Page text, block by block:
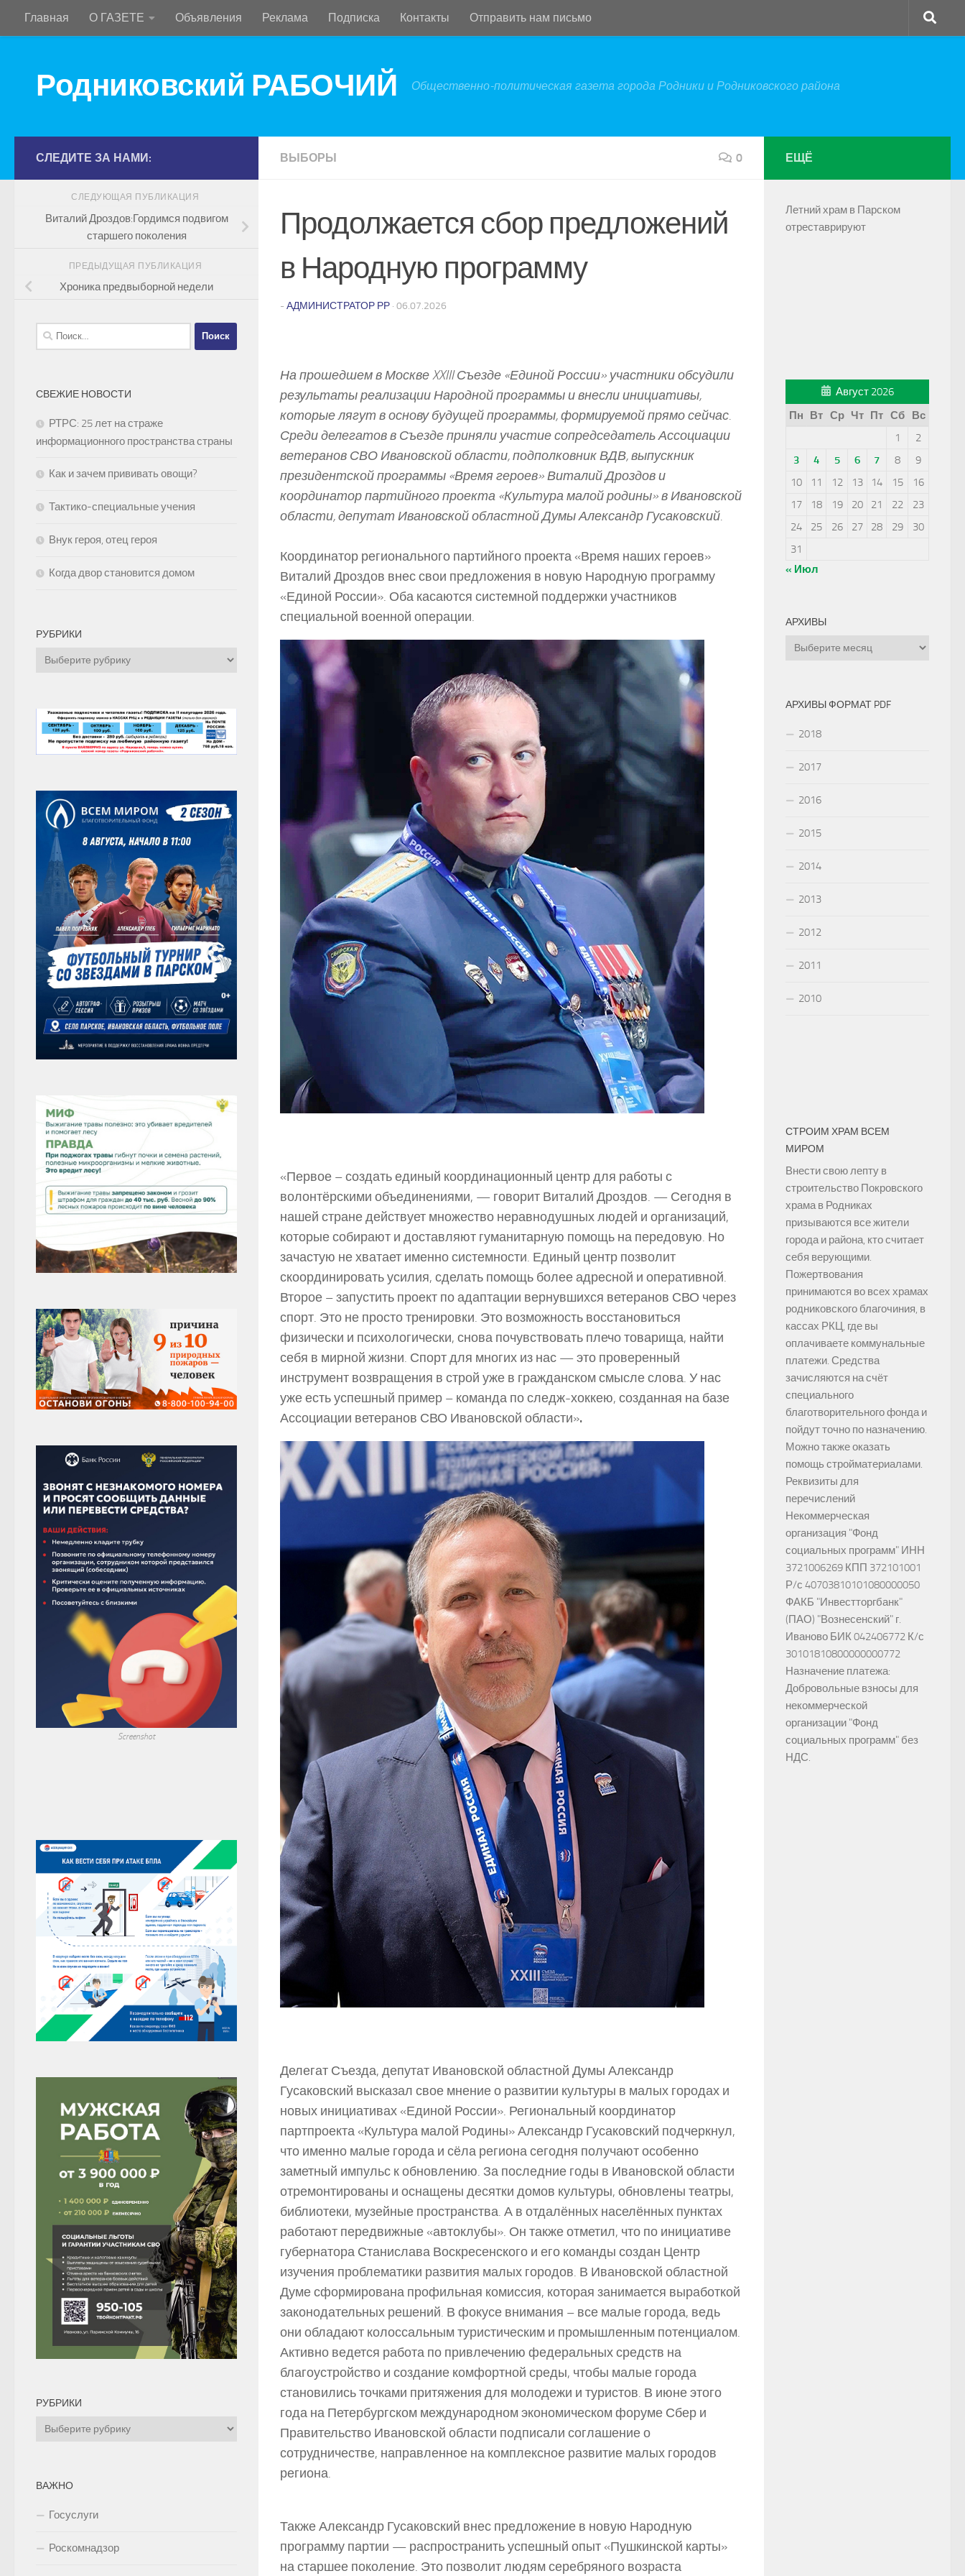
Перейти к содержимому
Главная О ГАЗЕТЕ Объявления Реклама Подписка Контакты Отправить нам письмо
Родниковский РАБОЧИЙ Общественно-политическая газета города Родники и Родниковского района
ВЫБОРЫ 0
Продолжается сбор предложений
в Народную программу
- АДМИНИСТРАТОР РР · 06.07.2026
На прошедшем в Москве XXIII Съезде «Единой России» участники обсудили
результаты реализации Народной программы и внесли инициативы,
которые лягут в основу будущей программы, формируемой прямо сейчас.
Среди делегатов в Съезде приняли участие сопредседатель Ассоциации
ветеранов СВО Ивановской области, подполковник ВДВ, выпускник
президентской программы «Время героев» Виталий Дроздов и
координатор партийного проекта «Культура малой родины» в Ивановской
области, депутат Ивановской областной Думы Александр Гусаковский.
Координатор регионального партийного проекта «Время наших героев»
Виталий Дроздов внес свои предложения в новую Народную программу
«Единой России». Оба касаются системной поддержки участников
специальной военной операции.
«Первое – создать единый координационный центр для работы с
волонтёрскими объединениями, — говорит Виталий Дроздов. — Сегодня в
нашей стране действует множество неравнодушных людей и организаций,
которые собирают и доставляют гуманитарную помощь на передовую. Но
зачастую не хватает именно системности. Единый центр позволит
скоординировать усилия, сделать помощь более адресной и оперативной.
Второе – запустить проект по адаптации вернувшихся ветеранов СВО через
спорт. Это не просто тренировки. Это возможность восстановиться
физически и психологически, снова почувствовать плечо товарища, найти
себя в мирной жизни. Спорт для многих из нас — это проверенный
инструмент возвращения в строй уже в гражданском смысле слова. У нас
уже есть успешный пример – команда по следж-хоккею, созданная на базе
Ассоциации ветеранов СВО Ивановской области».
Делегат Съезда, депутат Ивановской областной Думы Александр
Гусаковский высказал свое мнение о развитии культуры в малых городах и
новых инициативах «Единой России». Региональный координатор
партпроекта «Культура малой Родины» Александр Гусаковский подчеркнул,
что именно малые города и сёла региона сегодня получают особенно
заметный импульс к обновлению. За последние годы в Ивановской области
отремонтированы и оснащены десятки домов культуры, обновлены театры,
библиотеки, музейные пространства. А в отдалённых населённых пунктах
работают передвижные «автоклубы». Он также отметил, что по инициативе
губернатора Станислава Воскресенского и его команды создан Центр
изучения проблематики развития малых городов. В Ивановской областной
Думе сформирована профильная комиссия, которая занимается выработкой
законодательных решений. В фокусе внимания – все малые города, ведь
они обладают колоссальным туристическим и промышленным потенциалом.
Активно ведется работа по привлечению федеральных средств на
благоустройство и создание комфортной среды, чтобы малые города
становились точками притяжения для молодежи и туристов. В июне этого
года на Петербургском международном экономическом форуме Сбер и
Правительство Ивановской области подписали соглашение о
сотрудничестве, направленное на комплексное развитие малых городов
региона.
Также Александр Гусаковский внес предложение в новую Народную
программу партии — распространить успешный опыт «Пушкинской карты»
на старшее поколение. Это позволит людям серебряного возраста
СЛЕДИТЕ ЗА НАМИ:
СЛЕДУЮЩАЯ ПУБЛИКАЦИЯ
Виталий Дроздов:Гордимся подвигом
старшего поколения
ПРЕДЫДУЩАЯ ПУБЛИКАЦИЯ
Хроника предвыборной недели
Найти:
СВЕЖИЕ НОВОСТИ
РТРС: 25 лет на страже
информационного пространства страны
Как и зачем прививать овощи?
Тактико-специальные учения
Внук героя, отец героя
Когда двор становится домом
РУБРИКИ
Рубрики
Screenshot
РУБРИКИ
Рубрики
ВАЖНО
Госуслуги
Роскомнадзор
ЕЩЁ
Летний храм в Парском
отреставрируют
Август 2026
Пн
Вт Ср Чт Пт Сб
Вс
1
2
3
4 5 6 7 8
9
10
11 12 13 14 15
16
17
18 19 20 21 22
23
24
25 26 27 28 29
30
31
« Июл
АРХИВЫ
Архивы
АРХИВЫ ФОРМАТ PDF
2018
2017
2016
2015
2014
2013
2012
2011
2010
СТРОИМ ХРАМ ВСЕМ
МИРОМ
Внести свою лепту в
строительство Покровского
храма в Родниках
призываются все жители
города и района, кто считает
себя верующими.
Пожертвования
принимаются во всех храмах
родниковского благочиния, в
кассах РКЦ, где вы
оплачиваете коммунальные
платежи. Средства
зачисляются на счёт
специального
благотворительного фонда и
пойдут точно по назначению.
Можно также оказать
помощь стройматериалами.
Реквизиты для
перечислений
Некоммерческая
организация "Фонд
социальных программ" ИНН
3721006269 КПП 372101001
Р/с 40703810101080000050
ФАКБ "Инвестторгбанк"
(ПАО) "Вознесенский" г.
Иваново БИК 042406772 К/с
30101810800000000772
Назначение платежа:
Добровольные взносы для
некоммерческой
организации "Фонд
социальных программ" без
НДС.